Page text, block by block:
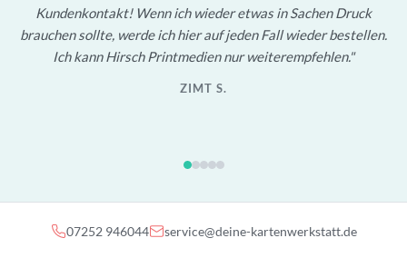
Kundenkontakt! Wenn ich wieder etwas in Sachen Druck
brauchen sollte, werde ich hier auf jeden Fall wieder bestellen.
Ich kann Hirsch Printmedien nur weiterempfehlen.
ZIMT S.
07252 946044 service@deine-kartenwerkstatt.de